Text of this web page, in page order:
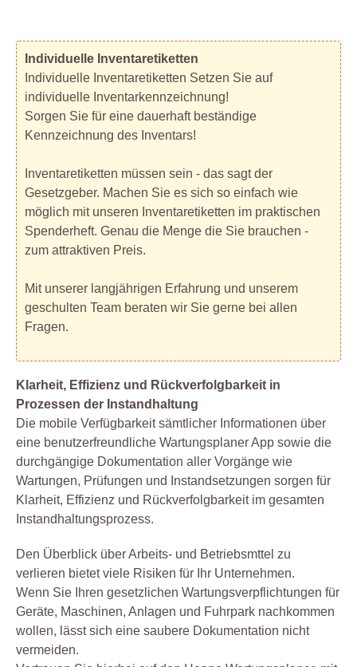
Individuelle Inventaretiketten
Individuelle Inventaretiketten Setzen Sie auf
individuelle Inventarkennzeichnung!
Sorgen Sie für eine dauerhaft beständige
Kennzeichnung des Inventars!
Inventaretiketten müssen sein - das sagt der
Gesetzgeber. Machen Sie es sich so einfach wie
möglich mit unseren Inventaretiketten im praktischen
Spenderheft. Genau die Menge die Sie brauchen -
zum attraktiven Preis.
Mit unserer langjährigen Erfahrung und unserem
geschulten Team beraten wir Sie gerne bei allen
Fragen.
Klarheit, Effizienz und Rückverfolgbarkeit in
Prozessen der Instandhaltung
Die mobile Verfügbarkeit sämtlicher Informationen über
eine benutzerfreundliche Wartungsplaner App sowie die
durchgängige Dokumentation aller Vorgänge wie
Wartungen, Prüfungen und Instandsetzungen sorgen für
Klarheit, Effizienz und Rückverfolgbarkeit im gesamten
Instandhaltungsprozess.
Den Überblick über Arbeits- und Betriebsmttel zu
verlieren bietet viele Risiken für Ihr Unternehmen.
Wenn Sie Ihren gesetzlichen Wartungsverpflichtungen für
Geräte, Maschinen, Anlagen und Fuhrpark nachkommen
wollen, lässt sich eine saubere Dokumentation nicht
vermeiden.